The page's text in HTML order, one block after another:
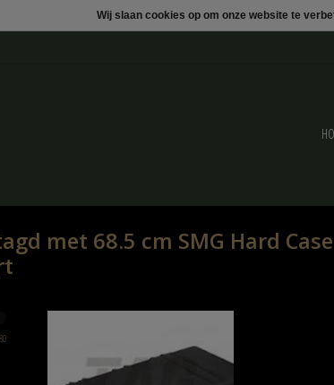
met 68.5 cm SMG Hard Case
80
TOEVOEGEN AAN WINKELWAGEN
Wij slaan cookies op om onze website te